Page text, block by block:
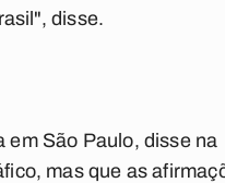
disse.
em São Paulo, disse na
mas que as